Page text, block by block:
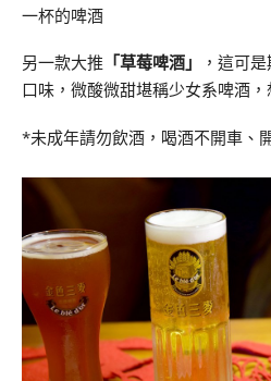
一杯的啤酒
另一款大推 「草莓啤酒」
，這可
口味，微酸微甜堪稱少女系啤酒
*未成年請勿飲酒，喝酒不開車、